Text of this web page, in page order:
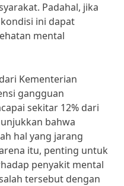
Padahal, jika
ini dapat
mental
Kementerian
gangguan
sekitar 12% dari
bahwa
hal yang jarang
itu, penting untuk
penyakit mental
tersebut dengan